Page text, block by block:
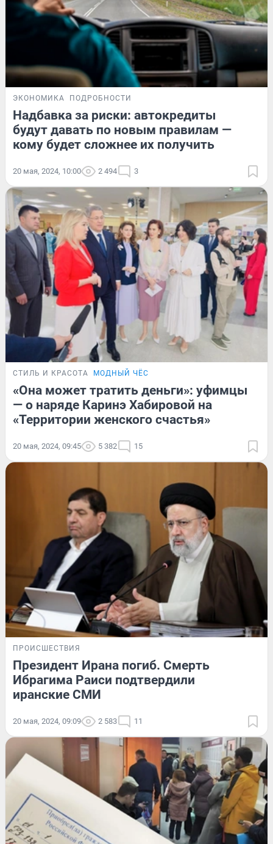
ЭКОНОМИКА ПОДРОБНОСТИ
Надбавка за риски: автокредиты
будут давать по новым правилам —
кому будет сложнее их получить
20 мая, 2024, 10:00 2 494 3
СТИЛЬ И КРАСОТА МОДНЫЙ ЧЁС
«Она может тратить деньги»: уфимцы
— о наряде Каринэ Хабировой на
«Территории женского счастья»
20 мая, 2024, 09:45 5 382 15
ПРОИСШЕСТВИЯ
Президент Ирана погиб. Смерть
Ибрагима Раиси подтвердили
иранские СМИ
20 мая, 2024, 09:09 2 583 11